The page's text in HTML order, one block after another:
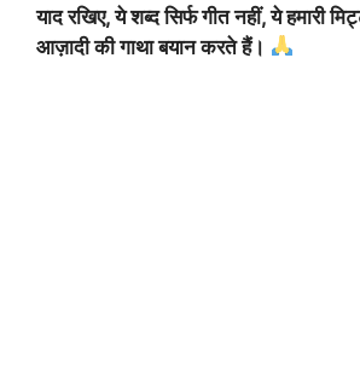
याद रखिए, ये शब्द सिर्फ गीत नहीं, ये हमारी
आज़ादी की गाथा बयान करते हैं।